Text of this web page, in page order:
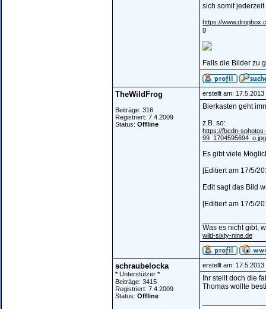
sich somit jederzeit
https://
g
Falls die Bilder zu
TheWildFrog
Beiträge: 316
Registriert: 7.4.2009
Status: Offline
erstellt am:
Bierkasten geht
z.B. so:
https://fbcdn-
99_1704595694_o.jpg
Es gibt viele
[Editiert am 17/5/
Edit sagt das Bild
[Editiert am 17/5/
Was es nicht gibt,
wild-sixty-nine.de
schraubelocka
* Unterstützer *
Beiträge: 3415
Registriert: 7.4.2009
Status: Offline
erstellt am:
Ihr stellt doch die
Thomas wollte